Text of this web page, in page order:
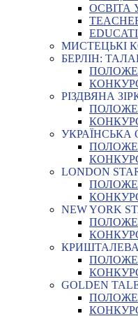
ОСВІТА
МИСТЕЦЬКІ
БЕРЛІН:
РІЗДВЯНА
УКРАЇНСЬКА
LONDON
NEW YORK
GOLDEN